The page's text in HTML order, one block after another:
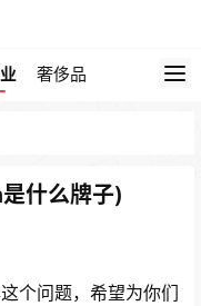
奢侈品
什么牌子)
个问题，希望为你们